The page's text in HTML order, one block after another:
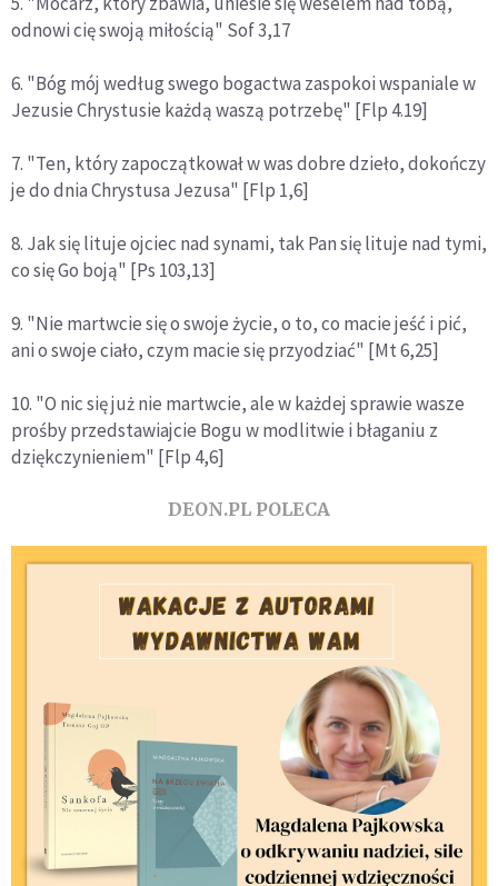
odnowi cię swoją miłością" Sof 3,17
6. "Bóg mój według swego bogactwa zaspokoi wspaniale w
Jezusie Chrystusie każdą waszą potrzebę" [Flp 4.19]
7. "Ten, który zapoczątkował w was dobre dzieło, dokończy
je do dnia Chrystusa Jezusa" [Flp 1,6]
8. Jak się lituje ojciec nad synami, tak Pan się lituje nad tymi,
co się Go boją" [Ps 103,13]
9. "Nie martwcie się o swoje życie, o to, co macie jeść i pić,
ani o swoje ciało, czym macie się przyodziać" [Mt 6,25]
10. "O nic się już nie martwcie, ale w każdej sprawie wasze
prośby przedstawiajcie Bogu w modlitwie i błaganiu z
dziękczynieniem" [Flp 4,6]
DEON.PL POLECA